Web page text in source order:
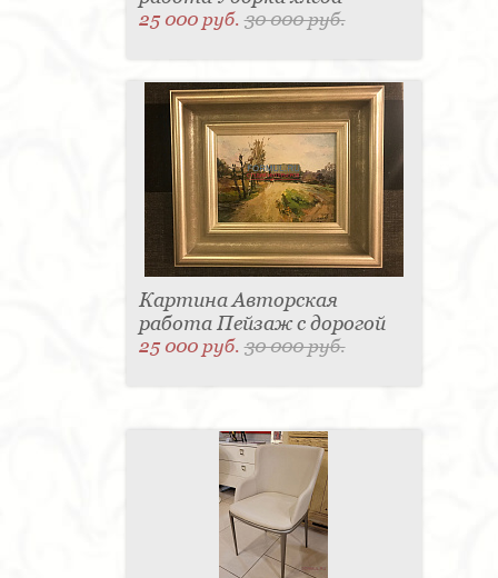
25 000 руб.30 000 руб.
Картина Авторская
работа Пейзаж с дорогой
25 000 руб.30 000 руб.